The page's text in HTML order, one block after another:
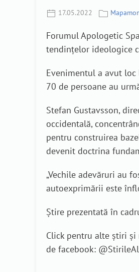
17.05.2022
Forumul Apologetic
tendințelor ideologice
Evenimentul a avut loc
70 de persoane au
Stefan Gustavsson,
occidentală,
pentru construirea
devenit doctrina
„Vechile adevăruri au
autoexprimării este
Știre prezentată în
Click pentru alte știri
de facebook: